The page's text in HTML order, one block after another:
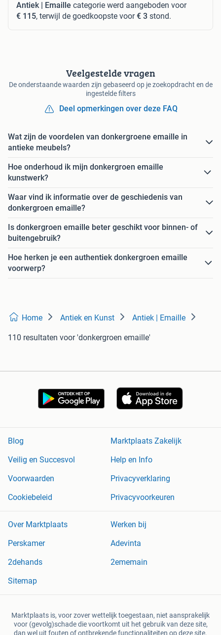
Antiek | Emaille categorie werd aangeboden voor
€ 115, terwijl de goedkoopste voor€ 3 stond.
Veelgestelde vragen
De onderstaande waarden zijn gebaseerd op je zoekopdracht en de
ingestelde filters
Deel opmerkingen over deze FAQ
Wat zijn de voordelen van donkergroene emaille in
antieke meubels?
Hoe onderhoud ik mijn donkergroen emaille
kunstwerk?
Waar vind ik informatie over de geschiedenis van
donkergroen emaille?
Is donkergroen emaille beter geschikt voor binnen- of
buitengebruik?
Hoe herken je een authentiek donkergroen emaille
voorwerp?
Home Antiek en Kunst Antiek | Emaille
110 resultaten voor 'donkergroen emaille'
Blog
Marktplaats Zakelijk
Veilig en Succesvol
Help en Info
Voorwaarden
Privacyverklaring
Cookiebeleid
Privacyvoorkeuren
Over Marktplaats
Werken bij
Perskamer
Adevinta
2dehands
2ememain
Sitemap
Marktplaats is, voor zover wettelijk toegestaan, niet aansprakelijk
voor (gevolg)schade die voortkomt uit het gebruik van deze site,
dan wel uit fouten of ontbrekende functionaliteiten op deze site.